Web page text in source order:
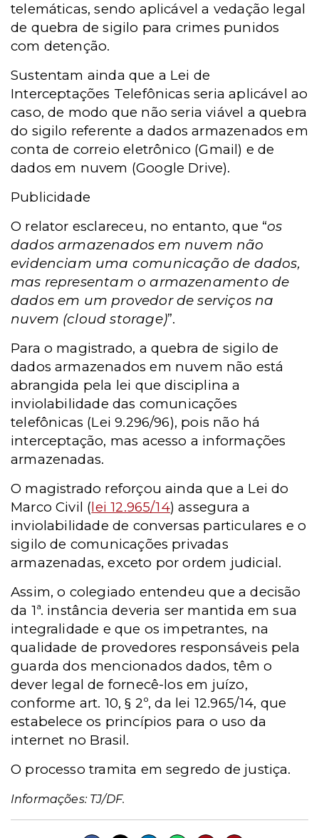
telemáticas, sendo aplicável a vedação legal
de quebra de sigilo para crimes punidos
com detenção.
Sustentam ainda que a Lei de
Interceptações Telefônicas seria aplicável ao
caso, de modo que não seria viável a quebra
do sigilo referente a dados armazenados em
conta de correio eletrônico (Gmail) e de
dados em nuvem (Google Drive).
Publicidade
O relator esclareceu, no entanto, que “os
dados armazenados em nuvem não
evidenciam uma comunicação de dados,
mas representam o armazenamento de
dados em um provedor de serviços na
nuvem (cloud storage)”.
Para o magistrado, a quebra de sigilo de
dados armazenados em nuvem não está
abrangida pela lei que disciplina a
inviolabilidade das comunicações
telefônicas (Lei 9.296/96), pois não há
interceptação, mas acesso a informações
armazenadas.
O magistrado reforçou ainda que a Lei do
Marco Civil (lei 12.965/14) assegura a
inviolabilidade de conversas particulares e o
sigilo de comunicações privadas
armazenadas, exceto por ordem judicial.
Assim, o colegiado entendeu que a decisão
da 1ª. instância deveria ser mantida em sua
integralidade e que os impetrantes, na
qualidade de provedores responsáveis pela
guarda dos mencionados dados, têm o
dever legal de fornecê-los em juízo,
conforme art. 10, § 2º, da lei 12.965/14, que
estabelece os princípios para o uso da
internet no Brasil.
O processo tramita em segredo de justiça.
Informações: TJ/DF.